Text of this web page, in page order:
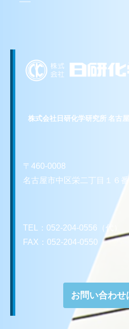
株式会社日研化学研究所 名古
〒460-0008
名古屋市中区栄二丁目１６番
TEL：052-204-0556（代）
FAX：052-204-0550
お問い合わせ
お問い合わせ